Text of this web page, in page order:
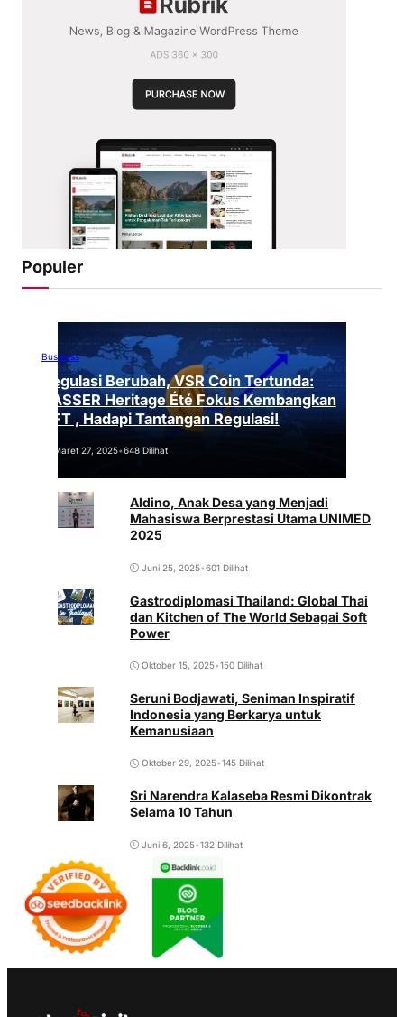
Populer
Business
Regulasi Berubah, VSR Coin Tertunda:
VASSER Heritage Été Fokus Kembangkan
NFT , Hadapi Tantangan Regulasi!
Maret 27, 2025•648 Dilihat
Aldino, Anak Desa yang Menjadi
Mahasiswa Berprestasi Utama UNIMED
2025
Juni 25, 2025•601 Dilihat
Gastrodiplomasi Thailand: Global Thai
dan Kitchen of The World Sebagai Soft
Power
Oktober 15, 2025•150 Dilihat
Seruni Bodjawati, Seniman Inspiratif
Indonesia yang Berkarya untuk
Kemanusiaan
Oktober 29, 2025•145 Dilihat
Sri Narendra Kalaseba Resmi Dikontrak
Selama 10 Tahun
Juni 6, 2025•132 Dilihat